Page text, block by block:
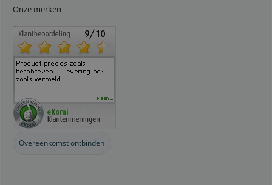
Onze merken
Overeenkomst ontbinden